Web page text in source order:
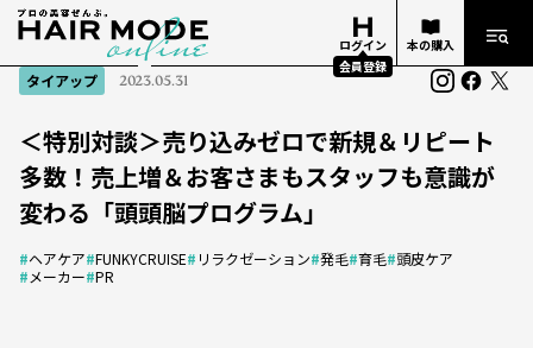
ログイン
会員登録
本の購入
タイアップ 2023.05.31
＜特別対談＞売り込みゼロで新規＆リピート
多数！売上増＆お客さまもスタッフも意識が
変わる「頭頭脳プログラム」
#ヘアケア#FUNKYCRUISE# リラクゼーション#発毛#育毛#頭皮ケア
# メーカー#PR